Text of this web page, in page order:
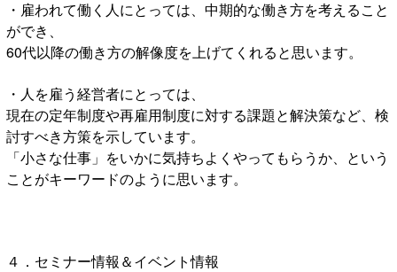
・雇われて働く人にとっては、中期的な働き方を考えること
ができ、
60代以降の働き方の解像度を上げてくれると思います。
・人を雇う経営者にとっては、
現在の定年制度や再雇用制度に対する課題と解決策など、検
討すべき方策を示しています。
「小さな仕事」をいかに気持ちよくやってもらうか、という
ことがキーワードのように思います。
４．セミナー情報＆イベント情報